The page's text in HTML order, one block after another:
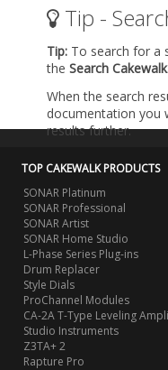
Tip -
Tip: To search for a
the Search
When the search
documentation you
results further.
TOP CAKEWALK PRODUCTS
SONAR Platinum
SONAR Professional
SONAR Artist
SONAR Home Studio
L-Phase Series Plug-ins
Drum Replacer
Style Dials
ProChannel Modules
CA-2A T-Type Leveling
Studio Instruments
Z3TA+ 2
Rapture Pro